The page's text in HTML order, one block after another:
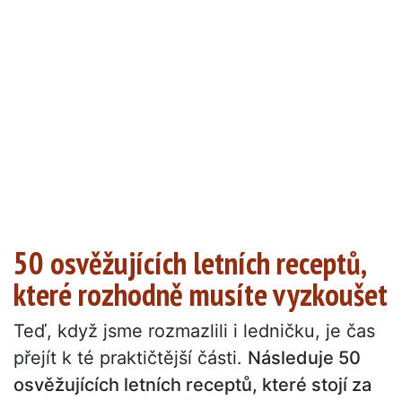
50 osvěžujících letních receptů,
které rozhodně musíte vyzkoušet
Teď, když jsme rozmazlili i ledničku, je čas
přejít k té praktičtější části. Následuje 50
osvěžujících letních receptů, které stojí za